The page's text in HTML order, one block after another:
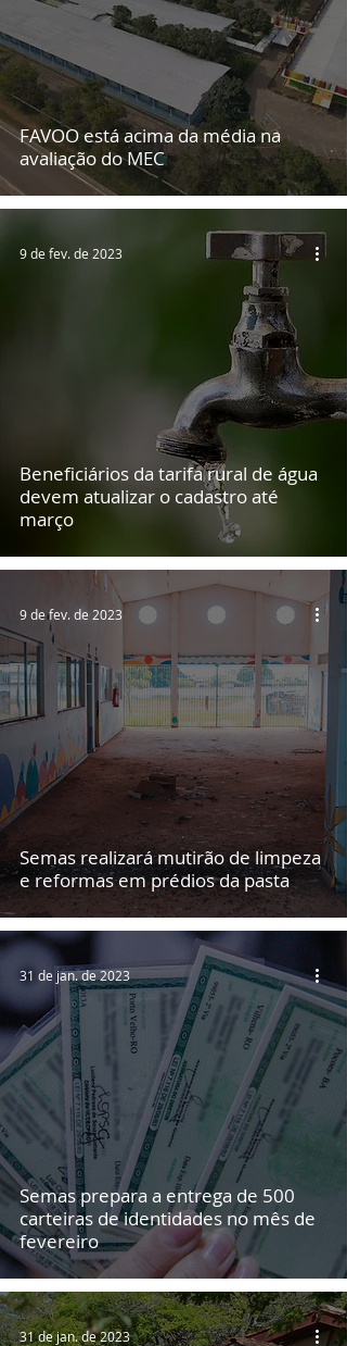
FAVOO está acima da média na
avaliação do MEC
Beneficiários da tarifa rural de água
devem atualizar o cadastro até
março
9 de fev. de 2023
Semas realizará mutirão de limpeza
e reformas em prédios da pasta
9 de fev. de 2023
Semas prepara a entrega de 500
carteiras de identidades no mês de
fevereiro
31 de jan. de 2023
31 de jan. de 2023